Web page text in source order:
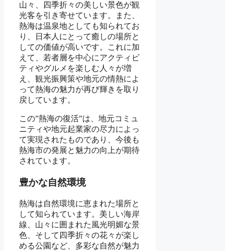
山々、四季折々の美しい景色が観
光客を引き寄せています。また、
熱海は温泉地としても知られてお
り、日本人にとって癒しの場所と
しての価値が高いです。これに加
えて、若者層を中心にアクティビ
ティやグルメを楽しむ人々が増
え、観光振興策や地元の情熱によ
って熱海の魅力が再び輝きを取り
戻しています。
この”熱海の復活”は、地元コミュ
ニティや地元起業家の尽力によっ
て実現されたものであり、今後も
熱海市の発展と魅力の向上が期待
されています。
豊かな自然環境
熱海は自然環境に恵まれた場所と
して知られています。美しい海岸
線、山々に囲まれた風光明媚な景
色、そして四季折々の花々が楽し
める公園など、多彩な自然が魅力